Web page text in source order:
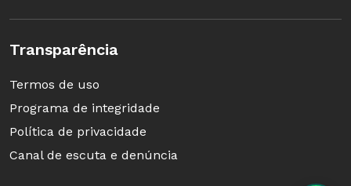
Transparência
Termos de uso
Programa de integridade
Política de privacidade
Canal de escuta e denúncia